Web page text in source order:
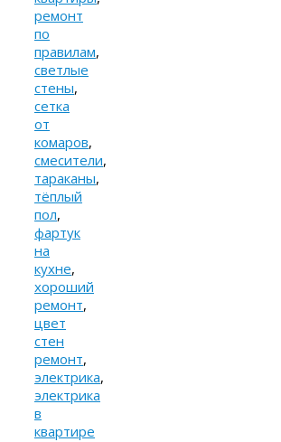
ремонт
по
правилам,
светлые
стены,
сетка
от
комаров,
смесители,
тараканы,
тёплый
пол,
фартук
на
кухне,
хороший
ремонт,
цвет
стен
ремонт,
электрика,
электрика
в
квартире